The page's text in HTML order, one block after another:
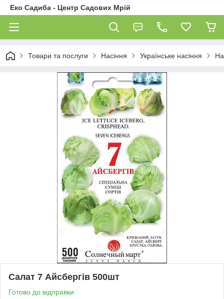
Еко Садиба - Центр Садових Мрій
Товари та послуги Насіння Українське насіння
Салат 7 Айсбергів 500шт
Готово до відправки